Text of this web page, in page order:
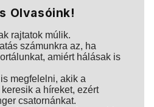
Olvasóink!
rajtatok múlik.
számunkra az, ha
amiért hálásak is
megfelelni, akik a
a híreket, ezért
csatornánkat.